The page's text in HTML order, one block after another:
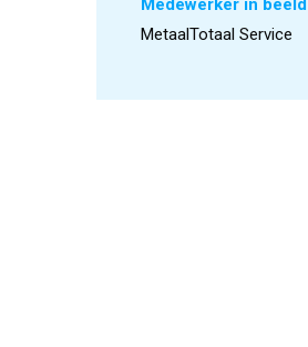
Medewerker in beeld
MetaalTotaal Service